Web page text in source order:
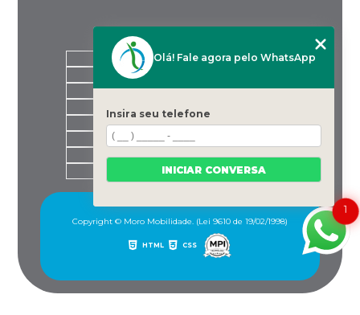
HOME
PRODUTOS
DESPACHANTES PARCEIROS
CONTATO
CATEGORIAS
MAPA DO SITE
Copyright © Moro Mobilidade. (Lei 9610 de 19/02/1998)
HTML CSS
1
Olá! Fale agora pelo WhatsApp
Insira seu telefone
INICIAR CONVERSA